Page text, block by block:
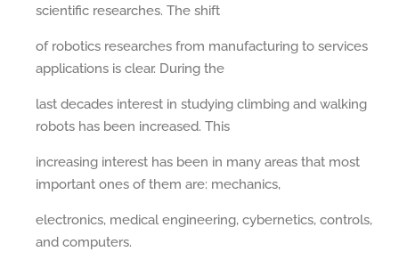
scientific researches. The shift
of robotics researches from manufacturing to services
applications is clear. During the
last decades interest in studying climbing and walking
robots has been increased. This
increasing interest has been in many areas that most
important ones of them are: mechanics,
electronics, medical engineering, cybernetics, controls,
and computers.